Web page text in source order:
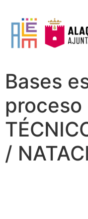
Bases
/